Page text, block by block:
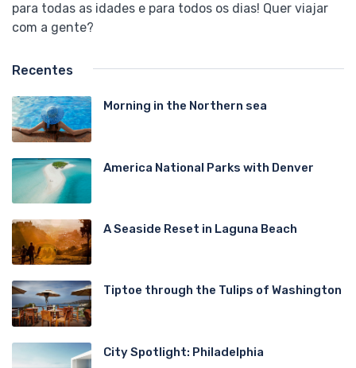
para todas as idades e para todos os dias! Quer viajar
com a gente?
Recentes
Morning in the Northern sea
America National Parks with Denver
A Seaside Reset in Laguna Beach
Tiptoe through the Tulips of Washington
City Spotlight: Philadelphia